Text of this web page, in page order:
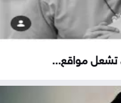
تشعل مواقع...